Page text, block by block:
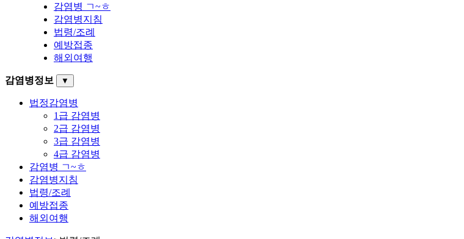
감염병 ㄱ~ㅎ
감염병지침
법령/조례
예방접종
해외여행
감염병정보 ▼
법정감염병
1급 감염병
2급 감염병
3급 감염병
4급 감염병
감염병 ㄱ~ㅎ
감염병지침
법령/조례
예방접종
해외여행